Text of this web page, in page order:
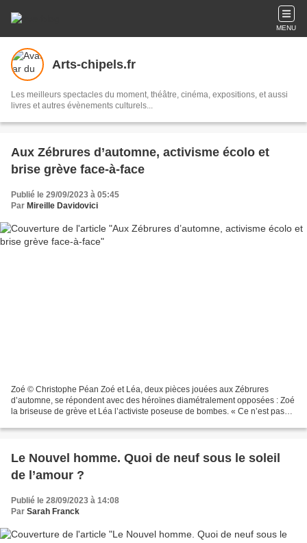
MENU
Arts-chipels.fr
Les meilleurs spectacles du moment, théâtre, cinéma, expositions, et aussi
livres et autres évènements culturels...
Aux Zébrures d’automne, activisme écolo et
brise grève face-à-face
Publié le 29/09/2023 à 05:45
Par Mireille Davidovici
Zoé © Christophe Péan Zoé et Léa, deux pièces jouées aux Zébrures
d’automne, se répondent avec des héroïnes diamétralement opposées : Zoé
la briseuse de grève et Léa l’activiste poseuse de bombes. « Ce n’est pas
Le Nouvel homme. Quoi de neuf sous le soleil
de l’amour ?
Publié le 28/09/2023 à 14:08
Par Sarah Franck